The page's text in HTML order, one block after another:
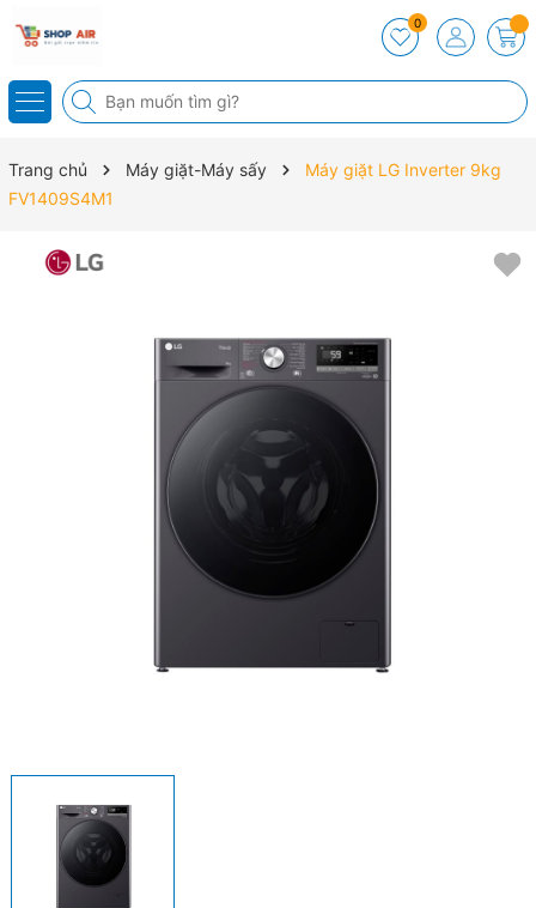
0
Trang chủ Máy giặt-Máy sấy
Máy giặt LG Inverter 9kg
FV1409S4M1